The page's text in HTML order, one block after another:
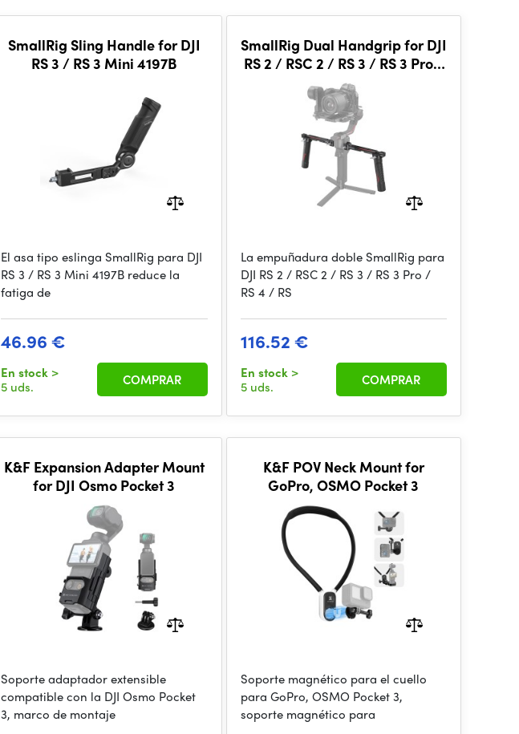
SmallRig Sling Handle for DJI
RS 3 / RS 3 Mini 4197B
El asa tipo eslinga SmallRig para DJI
RS 3 / RS 3 Mini 4197B reduce la
fatiga de
46.96 €
En stock >
5 uds.
COMPRAR
SmallRig Dual Handgrip for DJI
RS 2 / RSC 2 / RS 3 / RS 3 Pro /
RS 4 / RS 4 Pro 3027
La empuñadura doble SmallRig para
DJI RS 2 / RSC 2 / RS 3 / RS 3 Pro /
RS 4 / RS
116.52 €
En stock >
5 uds.
COMPRAR
K&F Expansion Adapter Mount
for DJI Osmo Pocket 3
Soporte adaptador extensible
compatible con la DJI Osmo Pocket
3, marco de montaje
K&F POV Neck Mount for
GoPro, OSMO Pocket 3
Soporte magnético para el cuello
para GoPro, OSMO Pocket 3,
soporte magnético para